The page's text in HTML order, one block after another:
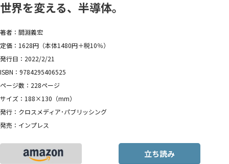
世界を変える、半導体。
著者：間淵義宏
定価：1628円（本体1480円＋税10％）
発行日：2022/2/21
ISBN：9784295406525
ページ数：228ページ
サイズ：188×130（mm）
発行：クロスメディア･パブリッシング
発売：インプレス
立ち読み